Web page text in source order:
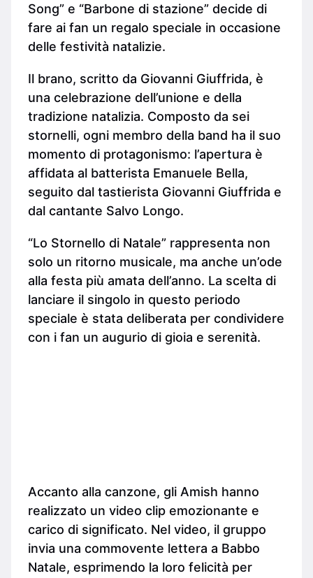
Song” e “Barbone di stazione” decide di
fare ai fan un regalo speciale in occasione
delle festività natalizie.
Il brano, scritto da Giovanni Giuffrida, è
una celebrazione dell’unione e della
tradizione natalizia. Composto da sei
stornelli, ogni membro della band ha il suo
momento di protagonismo: l’apertura è
affidata al batterista Emanuele Bella,
seguito dal tastierista Giovanni Giuffrida e
dal cantante Salvo Longo.
“Lo Stornello di Natale” rappresenta non
solo un ritorno musicale, ma anche un’ode
alla festa più amata dell’anno. La scelta di
lanciare il singolo in questo periodo
speciale è stata deliberata per condividere
con i fan un augurio di gioia e serenità.
Accanto alla canzone, gli Amish hanno
realizzato un video clip emozionante e
carico di significato. Nel video, il gruppo
invia una commovente lettera a Babbo
Natale, esprimendo la loro felicità per